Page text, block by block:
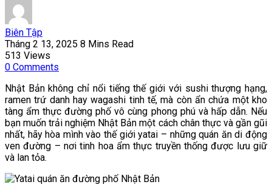
Biên Tập
Tháng 2 13, 2025 8 Mins Read
513 Views
0 Comments
Nhật Bản không chỉ nổi tiếng thế giới với sushi thượng hạng,
ramen trứ danh hay wagashi tinh tế, mà còn ẩn chứa một kho
tàng ẩm thực đường phố vô cùng phong phú và hấp dẫn. Nếu
bạn muốn trải nghiệm Nhật Bản một cách chân thực và gần gũi
nhất, hãy hòa mình vào thế giới yatai – những quán ăn di động
ven đường – nơi tinh hoa ẩm thực truyền thống được lưu giữ
và lan tỏa.